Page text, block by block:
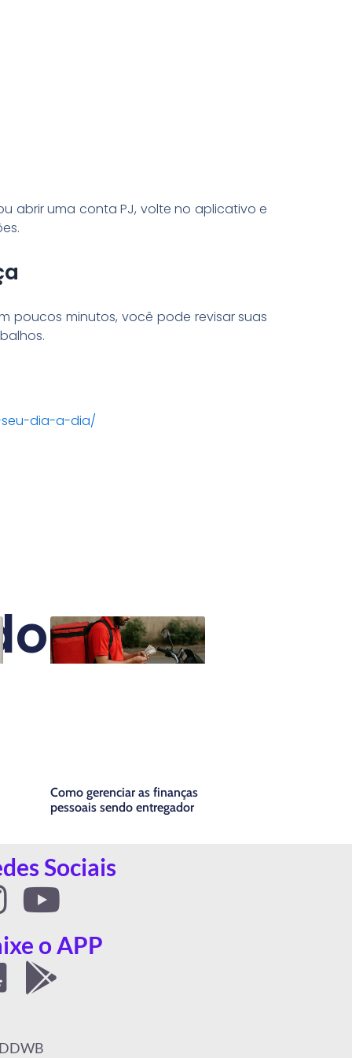
abrir uma conta PJ, volte no aplicativo e
poucos minutos, você pode revisar suas
dia-a-dia/
Como gerenciar as finanças
pessoais sendo entregador
Sociais
a
Y
o
u
t
u
o APP
G
o